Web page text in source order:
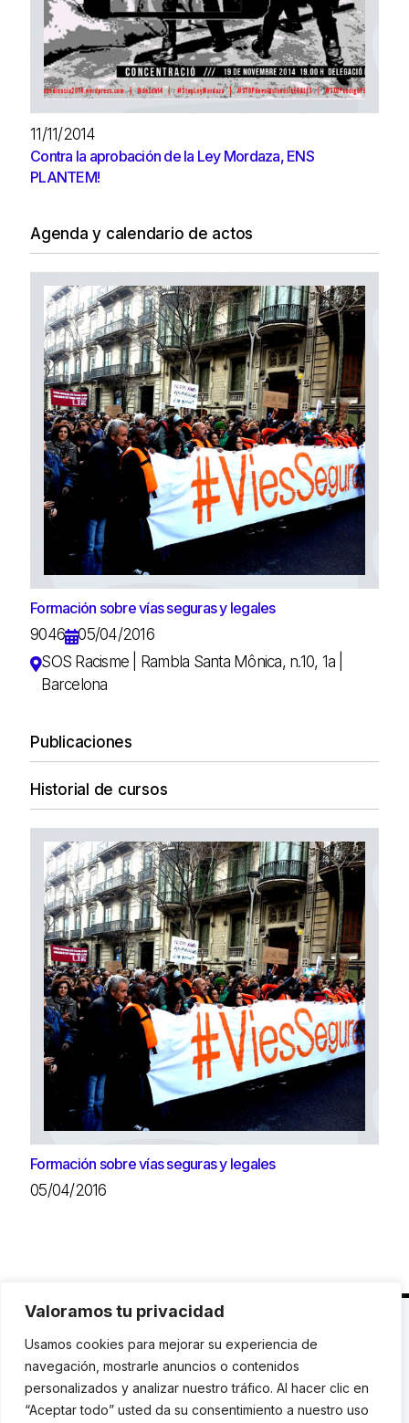
Valoramos tu privacidad
Usamos cookies para mejorar su experiencia de
navegación, mostrarle anuncios o contenidos
personalizados y analizar nuestro tráfico. Al hacer clic en
“Aceptar todo” usted da su consentimiento a nuestro uso
11/11/2014
Contra la aprobación de la Ley Mordaza, ENS
PLANTEM!
Agenda y calendario de actos
Formación sobre vías seguras y legales
9046
05/04/2016
SOS Racisme | Rambla Santa Mônica, n.10, 1a |
Barcelona
Publicaciones
Historial de cursos
Formación sobre vías seguras y legales
05/04/2016
C. Avinyó 44, 2n | 08002 Barcelona |
T.: +34 93
119 03 72|institut@idhc.org
© Institut de Drets Humans de Catalunya.